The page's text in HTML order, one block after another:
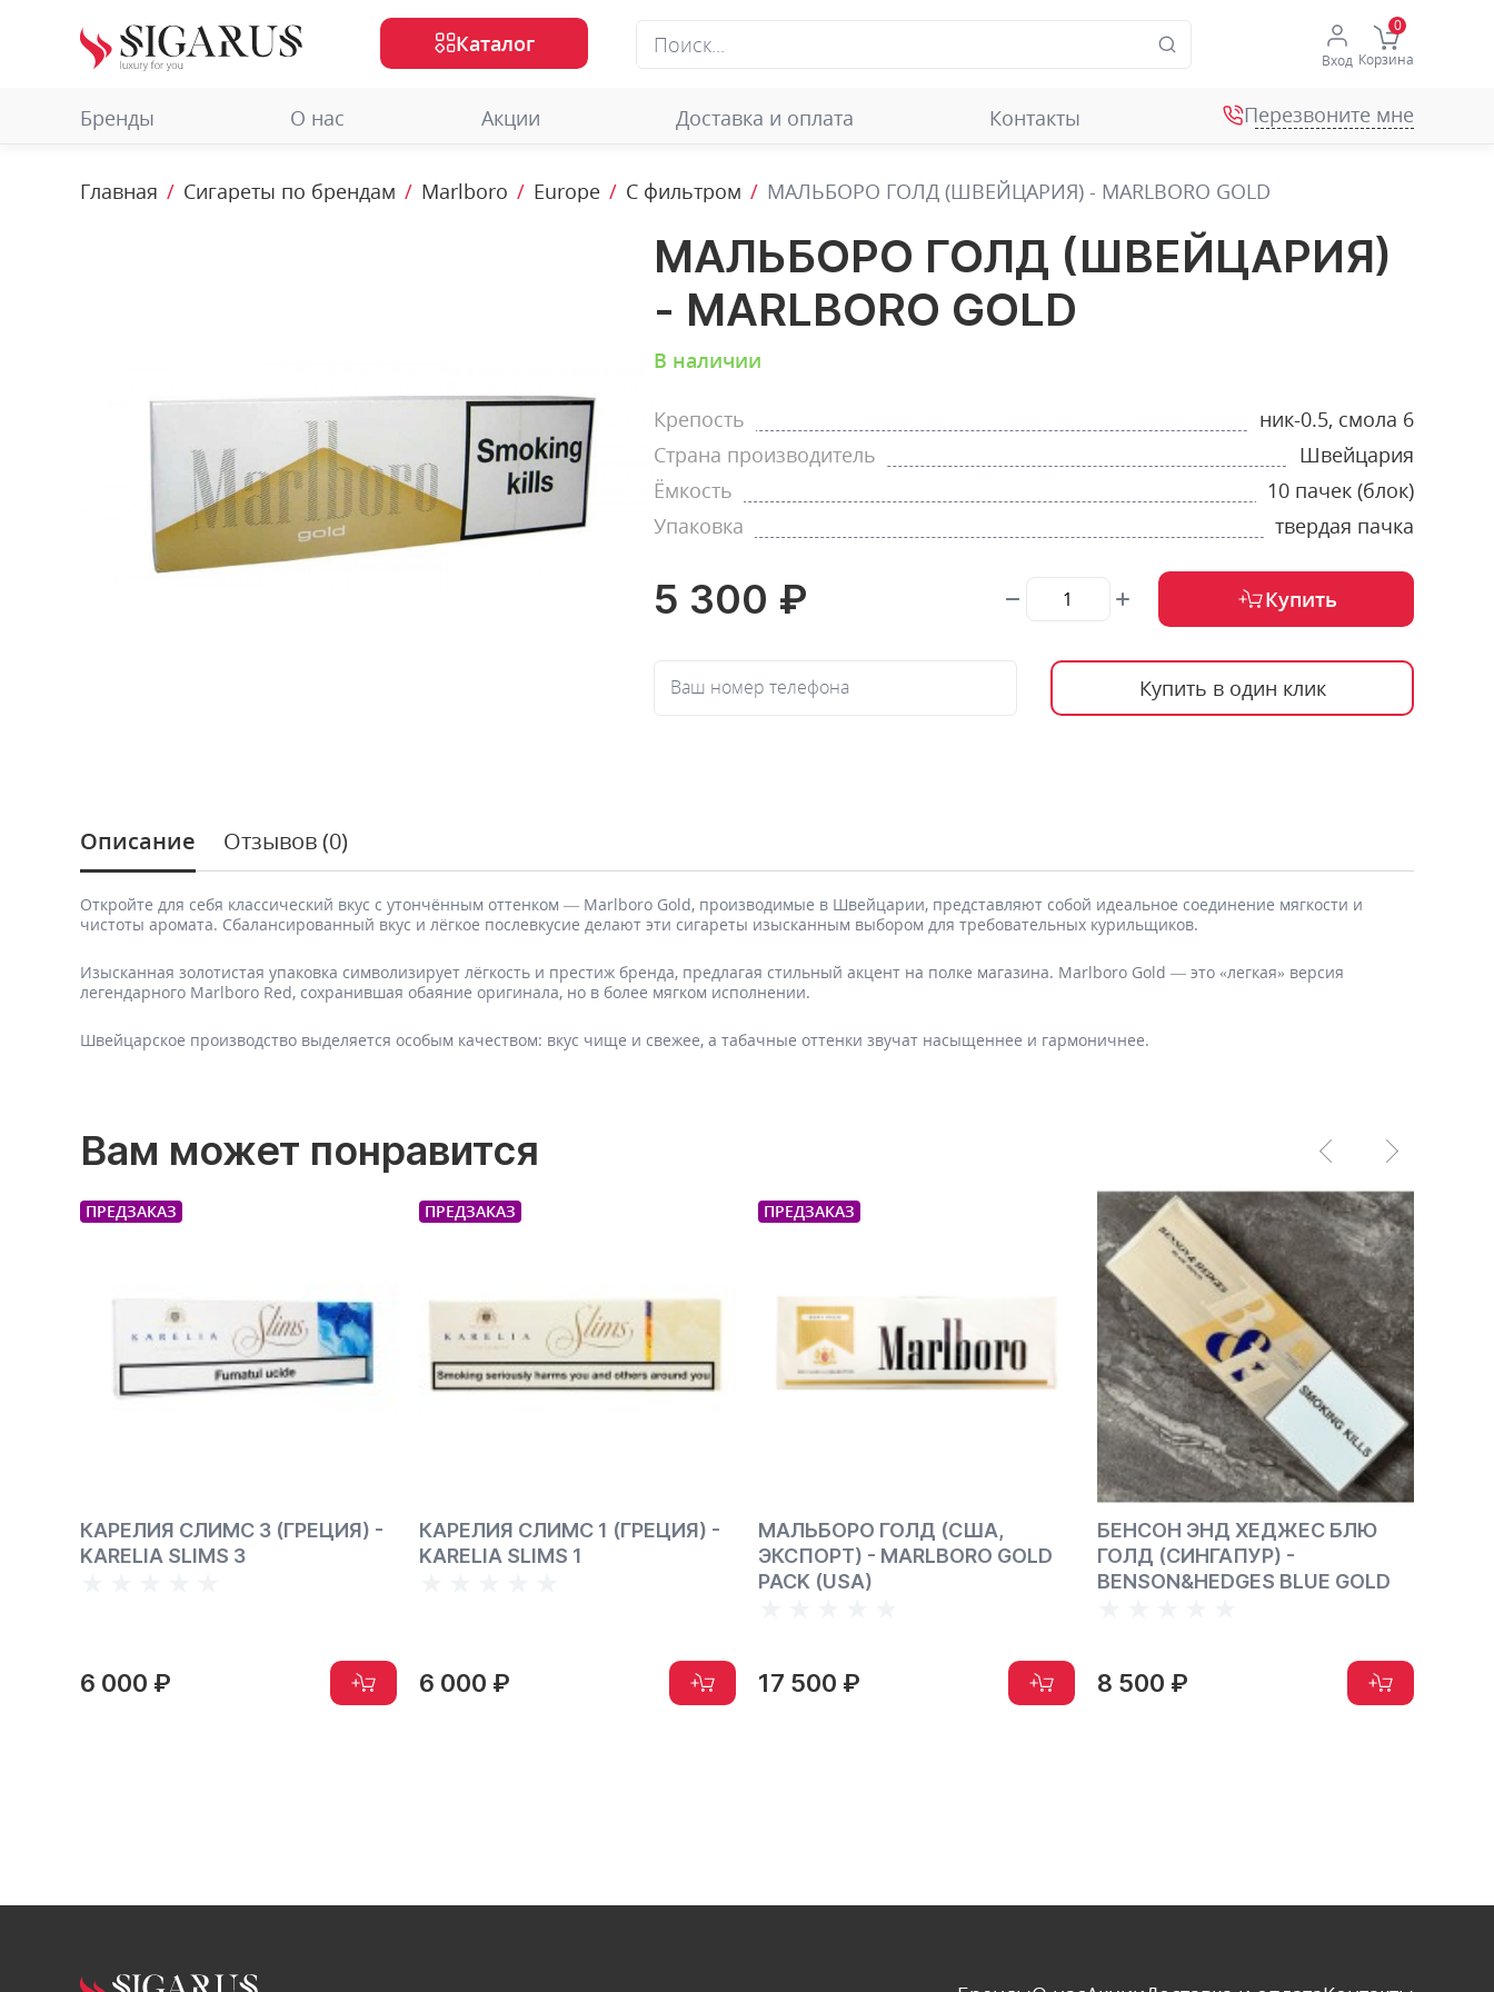
Вход Корзина
Бренды О нас Акции Доставка и оплата Контакты
Каталог
Перезвоните мне
Главная Сигареты по брендам Marlboro Europe С фильтром МАЛЬБОРО ГОЛД (ШВЕЙЦАРИЯ) - MARLBORO GOLD
МАЛЬБОРО ГОЛД (ШВЕЙЦАРИЯ)
- MARLBORO GOLD
В наличии
Крепость
ник-0.5, смола 6
Страна производитель
Швейцария
Ёмкость
10 пачек (блок)
Упаковка
твердая пачка
5 300 ₽ Купить
Ваш номер телефона Купить в один клик
Описание Отзывов (0)
Откройте для себя классический вкус с утончённым оттенком — Marlboro Gold, производимые в Швейцарии, представляют собой идеальное соединение мягкости и
чистоты аромата. Сбалансированный вкус и лёгкое послевкусие делают эти сигареты изысканным выбором для требовательных курильщиков.
Изысканная золотистая упаковка символизирует лёгкость и престиж бренда, предлагая стильный акцент на полке магазина. Marlboro Gold — это «легкая» версия
легендарного Marlboro Red, сохранившая обаяние оригинала, но в более мягком исполнении.
Швейцарское производство выделяется особым качеством: вкус чище и свежее, а табачные оттенки звучат насыщеннее и гармоничнее.
Вам может понравится
ПРЕДЗАКАЗ
КАРЕЛИЯ СЛИМС 3 (ГРЕЦИЯ) -
KARELIA SLIMS 3
6 000 ₽
ПРЕДЗАКАЗ
КАРЕЛИЯ СЛИМС 1 (ГРЕЦИЯ) -
KARELIA SLIMS 1
6 000 ₽
ПРЕДЗАКАЗ
МАЛЬБОРО ГОЛД (США,
ЭКСПОРТ) - MARLBORO GOLD
PACK (USA)
17 500 ₽
БЕНСОН ЭНД ХЕДЖЕС БЛЮ
ГОЛД (СИНГАПУР) -
BENSON&HEDGES BLUE GOLD
8 500 ₽